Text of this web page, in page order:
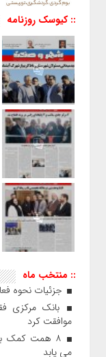
:: کیوسک روزنامه
:: منتخب ماه
جزئیات نحوه
موافقت کرد
۸ همت کمک
می یابد